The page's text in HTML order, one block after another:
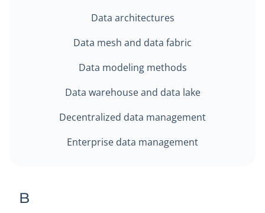
Data architectures
Data mesh and data fabric
Data modeling methods
Data warehouse and data lake
Decentralized data management
Enterprise data management
B